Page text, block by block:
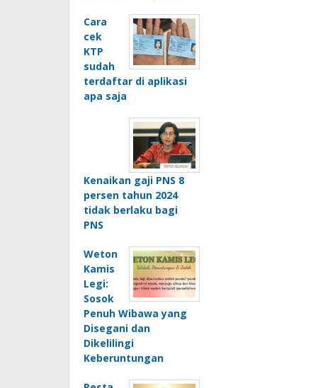
Cara
cek
KTP
sudah
terdaftar di aplikasi
apa saja
Kenaikan gaji PNS 8
persen tahun 2024
tidak berlaku bagi
PNS
Weton
Kamis
Legi:
Sosok
Penuh Wibawa yang
Disegani dan
Dikelilingi
Keberuntungan